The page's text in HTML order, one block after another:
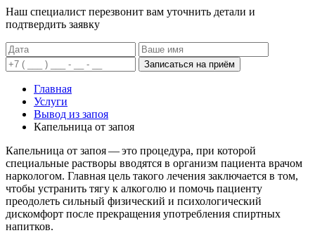
Наш специалист перезвонит вам уточнить детали и
подтвердить заявку
Записаться на приём
Главная
Услуги
Вывод из запоя
Капельница от запоя
Капельница от запоя — это процедура, при которой
специальные растворы вводятся в организм пациента врачом
наркологом. Главная цель такого лечения заключается в том,
чтобы устранить тягу к алкоголю и помочь пациенту
преодолеть сильный физический и психологический
дискомфорт после прекращения употребления спиртных
напитков.